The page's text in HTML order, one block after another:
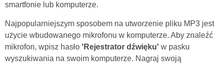
smartfonie lub komputerze.
Najpopularniejszym sposobem na utworzenie pliku MP3 jest
użycie wbudowanego mikrofonu w komputerze. Aby znaleźć
mikrofon, wpisz hasło 'Rejestrator dźwięku' w pasku
wyszukiwania na swoim komputerze. Nagraj swoją